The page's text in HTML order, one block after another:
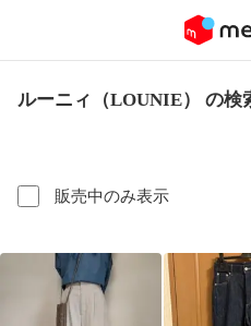
ルーニィ（LOUNIE） の検
販売中のみ表示